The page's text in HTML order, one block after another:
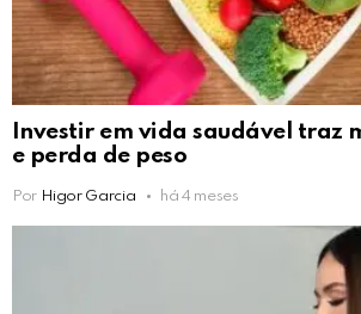
Investir em vida saudável traz
e perda de peso
Por Higor Garcia há 4 meses